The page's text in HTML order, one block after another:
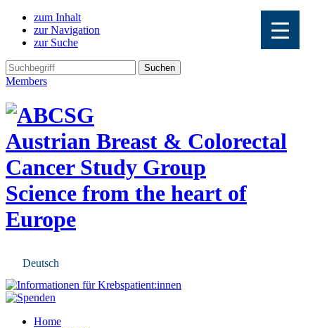
zum Inhalt
zur Navigation
zur Suche
Members
Austrian Breast & Colorectal
Cancer Study Group
Science from the heart of
Europe
Deutsch
Home